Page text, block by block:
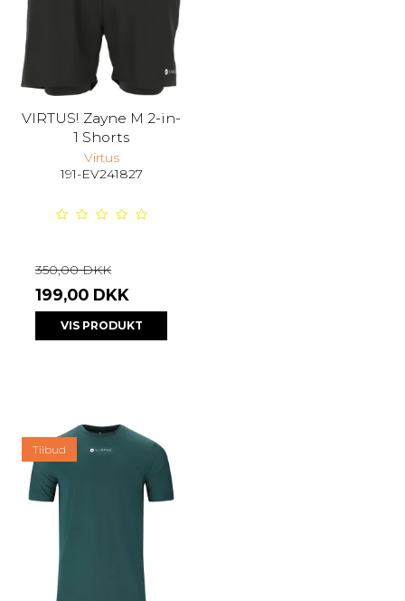
VIRTUS! Zayne M 2-in-
1 Shorts
Virtus
191-EV241827
350,00 DKK
199,00 DKK
VIS PRODUKT
Tilbud